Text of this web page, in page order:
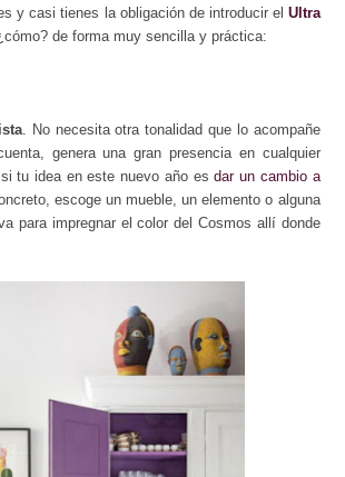
y casi tienes la obligación de introducir el Ultra
de forma muy sencilla y práctica:
. No necesita otra tonalidad que lo acompañe
genera una gran presencia en cualquier
tu idea en este nuevo año esdar un cambioa
escoge un mueble, un elemento o alguna
para impregnar el color del Cosmos allí donde